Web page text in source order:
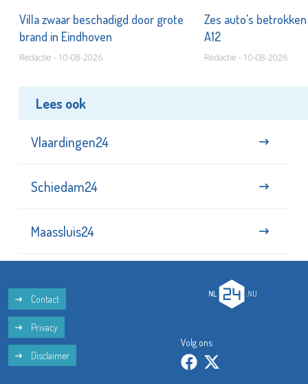
Villa zwaar beschadigd door grote
brand in Eindhoven
Redactie - 10-08-2026
Zes auto's
A12
Redactie - 10-08-2026
Lees ook
Vlaardingen24
Schiedam24
Maassluis24
Contact
Privacy
Disclaimer
Volg ons: